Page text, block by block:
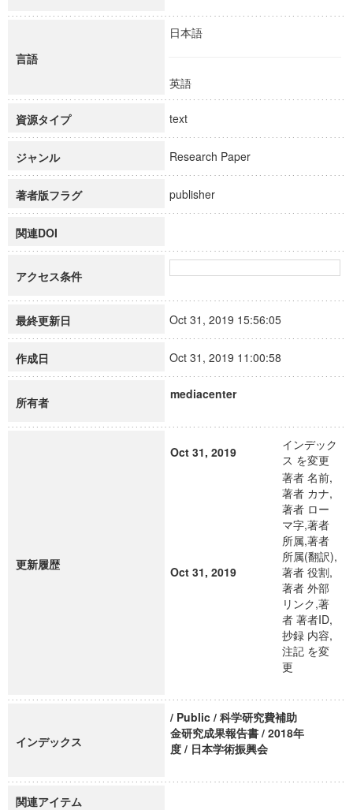
言語
日本語
英語
資源タイプ text
ジャンル Research Paper
著者版フラグ publisher
関連DOI
アクセス条件
最終更新日 Oct 31, 2019 15:56:05
作成日 Oct 31, 2019 11:00:58
所有者
mediacenter
更新履歴
Oct 31, 2019
インデック
ス を変更
Oct 31, 2019
著者 名前,
著者 カナ,
著者 ロー
マ字,著者
所属,著者
所属(翻訳),
著者 役割,
著者 外部
リンク,著
者 著者ID,
抄録 内容,
注記 を変
更
インデックス
/ Public / 科学研究費補助
金研究成果報告書 / 2018年
度 / 日本学術振興会
関連アイテム